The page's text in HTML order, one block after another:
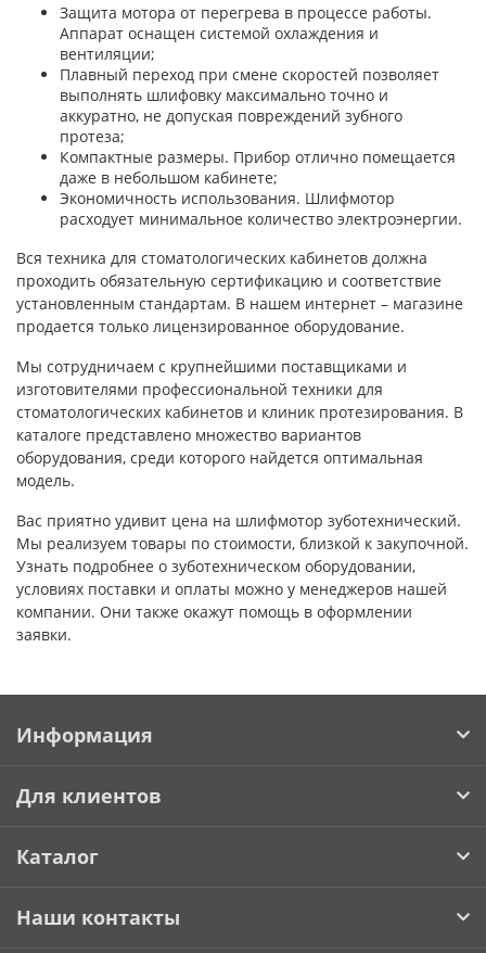
Защита мотора от перегрева в процессе работы.
Аппарат оснащен системой охлаждения и
вентиляции;
Плавный переход при смене скоростей позволяет
выполнять шлифовку максимально точно и
аккуратно, не допуская повреждений зубного
протеза;
Компактные размеры. Прибор отлично помещается
даже в небольшом кабинете;
Экономичность использования. Шлифмотор
расходует минимальное количество электроэнергии.
Вся техника для стоматологических кабинетов должна
проходить обязательную сертификацию и соответствие
установленным стандартам. В нашем интернет – магазине
продается только лицензированное оборудование.
Мы сотрудничаем с крупнейшими поставщиками и
изготовителями профессиональной техники для
стоматологических кабинетов и клиник протезирования. В
каталоге представлено множество вариантов
оборудования, среди которого найдется оптимальная
модель.
Вас приятно удивит цена на шлифмотор зуботехнический.
Мы реализуем товары по стоимости, близкой к закупочной.
Узнать подробнее о зуботехническом оборудовании,
условиях поставки и оплаты можно у менеджеров нашей
компании. Они также окажут помощь в оформлении
заявки.
Информация
Для клиентов
Каталог
Наши контакты